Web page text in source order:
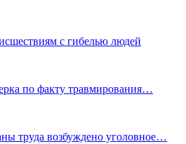
с гибелью людей
по факту травмирования…
труда возбуждено уголовное…